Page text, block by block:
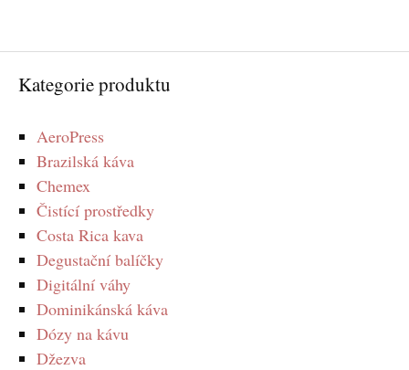
Kategorie produktu
AeroPress
Brazilská káva
Chemex
Čistící prostředky
Costa Rica kava
Degustační balíčky
Digitální váhy
Dominikánská káva
Dózy na kávu
Džezva